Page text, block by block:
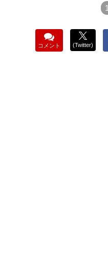
1
コメント (Twitter)